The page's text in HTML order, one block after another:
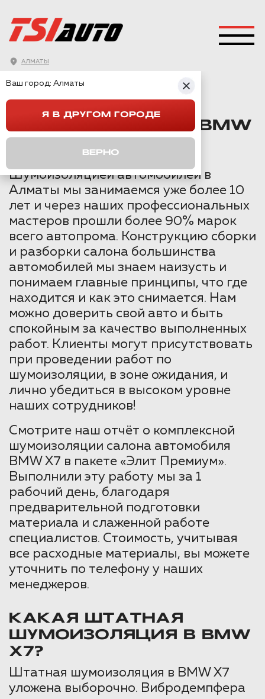
АЛМАТЫ
ШУМОИЗОЛЯЦИЯ BMW X7 В АЛМАТЫ
ШУМОИЗОЛЯЦИЯ BMW
Шумоизоляцией автомобилей в
Алматы мы занимаемся уже более 10
лет и через наших профессиональных
мастеров прошли более 90% марок
всего автопрома. Конструкцию сборки
и разборки салона большинства
автомобилей мы знаем наизусть и
понимаем главные принципы, что где
находится и как это снимается. Нам
можно доверить свой авто и быть
спокойным за качество выполненных
работ. Клиенты могут присутствовать
при проведении работ по
шумоизоляции, в зоне ожидания, и
лично убедиться в высоком уровне
наших сотрудников!
Смотрите наш отчёт о комплексной
шумоизоляции салона автомобиля
BMW X7 в пакете «Элит Премиум».
Выполнили эту работу мы за 1
рабочий день, благодаря
предварительной подготовки
материала и слаженной работе
специалистов. Стоимость, учитывая
все расходные материалы, вы можете
уточнить по телефону у наших
менеджеров.
КАКАЯ ШТАТНАЯ
ШУМОИЗОЛЯЦИЯ В BMW
X7?
Штатная шумоизоляция в BMW X7
уложена выборочно. Вибродемпфера
Ваш город: Алматы
Я В ДРУГОМ ГОРОДЕ
ВЕРНО